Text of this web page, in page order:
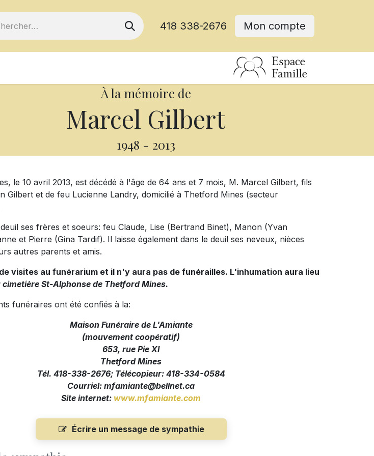
418 338-2676 Mon compte
À la mémoire de
Marcel Gilbert
1948 - 2013
le 10 avril 2013, est décédé à l'âge de 64 ans et 7 mois, M. Marcel Gilbert, fils
Gilbert et de feu Lucienne Landry, domicilié à Thetford Mines (secteur
ses frères et soeurs: feu Claude, Lise (Bertrand Binet), Manon (Yvan
et Pierre (Gina Tardif). Il laisse également dans le deuil ses neveux, nièces
autres parents et amis.
visites au funérarium et il n'y aura pas de funérailles. L'inhumation aura lieu
cimetière St-Alphonse de Thetford Mines.
funéraires ont été confiés à la:
Maison Funéraire de L'Amiante
(mouvement coopératif)
653, rue Pie XI
Thetford Mines
Tél. 418-338-2676; Télécopieur: 418-334-0584
Courriel: mfamiante@bellnet.ca
Site internet: www.mfamiante.com
Écrire un message de sympathie